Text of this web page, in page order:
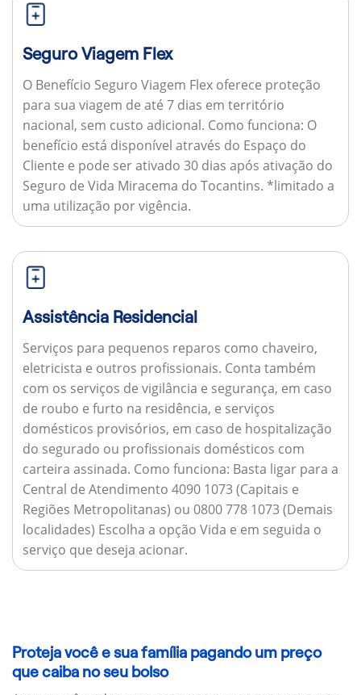
Seguro Viagem Flex
O Benefício Seguro Viagem Flex oferece proteção
para sua viagem de até 7 dias em território
nacional, sem custo adicional. Como funciona: O
benefício está disponível através do Espaço do
Cliente e pode ser ativado 30 dias após ativação do
Seguro de Vida Miracema do Tocantins. *limitado a
uma utilização por vigência.
Assistência Residencial
Serviços para pequenos reparos como chaveiro,
eletricista e outros profissionais. Conta também
com os serviços de vigilância e segurança, em caso
de roubo e furto na residência, e serviços
domésticos provisórios, em caso de hospitalização
do segurado ou profissionais domésticos com
carteira assinada. Como funciona: Basta ligar para a
Central de Atendimento 4090 1073 (Capitais e
Regiões Metropolitanas) ou 0800 778 1073 (Demais
localidades) Escolha a opção Vida e em seguida o
serviço que deseja acionar.
Proteja você e sua família pagando um preço
que caiba no seu bolso